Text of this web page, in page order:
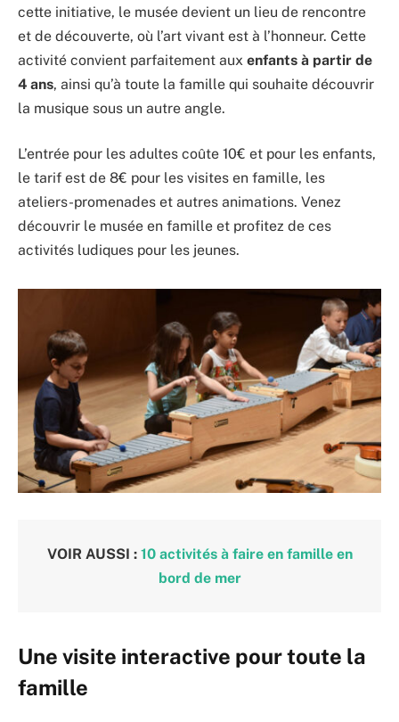
cette initiative, le musée devient un lieu de rencontre
et de découverte, où l’art vivant est à l’honneur. Cette
activité convient parfaitement aux enfants à partir de
4 ans, ainsi qu’à toute la famille qui souhaite découvrir
la musique sous un autre angle.
L’entrée pour les adultes coûte 10€ et pour les enfants,
le tarif est de 8€ pour les visites en famille, les
ateliers-promenades et autres animations. Venez
découvrir le musée en famille et profitez de ces
activités ludiques pour les jeunes.
VOIR AUSSI : 10 activités à faire en famille en
bord de mer
Une visite interactive pour toute la
famille